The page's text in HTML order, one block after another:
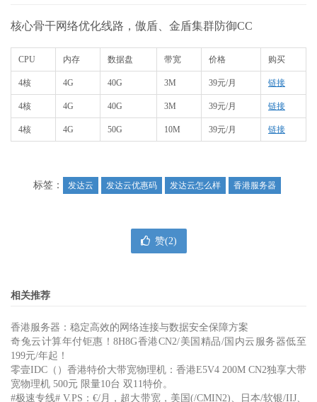
核心骨干网络优化线路，傲盾、金盾集群防御CC
CPU 内存 数据盘 带宽 价格 购买
4核 4G 40G 3M 39元/月 链接
4核 4G 40G 3M 39元/月 链接
4核 4G 50G 10M 39元/月 链接
标签： 发达云 发达云优惠码 发达云怎么样 香港服务器
赞(2)
相关推荐
香港服务器：稳定高效的网络连接与数据安全保障方案
奇兔云计算年付钜惠！8H8G香港CN2/美国精品/国内云服务器低至
199元/年起！
零壹IDC（）香港特价大带宽物理机：香港E5V4 200M CN2独享大带
宽物理机 500元 限量10台 双11特价。
#极速专线# V.PS：€/月，超大带宽，美国(/CMIN2)、日本/软银/IIJ、